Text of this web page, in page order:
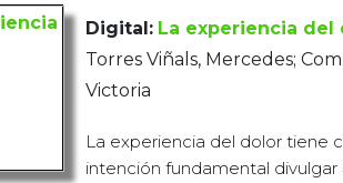
Digital: La experiencia del
Torres Viñals, Mercedes;
Victoria
La experiencia del dolor tiene
intención fundamental